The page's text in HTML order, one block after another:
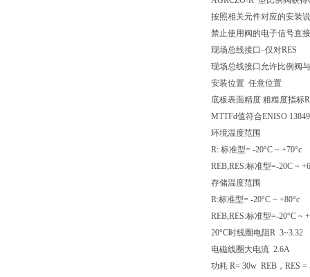
按照相关元件对应的安装
禁止使用阀的电子信号直
现场总线接口–仅对RES
现场总线接口允许比例阀
安装位置 任意位置
底板表面精度 粗糙度指标
MTTFd值符合ENISO
环境温度范围
R: 标准型= -20°C ~
REB,RES:标准型=-20C ~
存储温度范围
R:标准型= -20°C ~
REB,RES:标准型=-20°C
20°C时线圈电阻R 3~3.32
电磁线圈大电流 2.6A
功耗 R= 30w REB，RES =